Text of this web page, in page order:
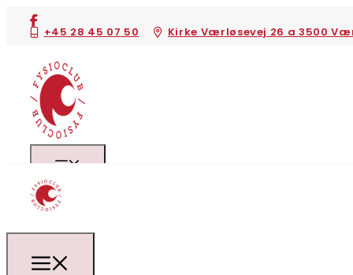
+45 28 45 07 50 Kirke Værløsevej 26 a 3500
Forside